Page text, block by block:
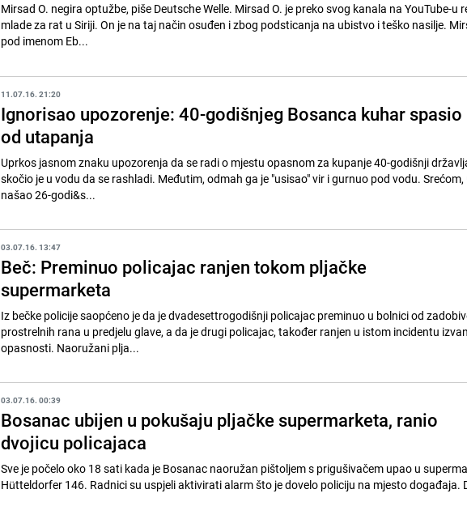
Mirsad O. negira optužbe, piše Deutsche Welle. Mirsad O. je preko svog kanala na YouTube-u
mlade za rat u Siriji. On je na taj način osuđen i zbog podsticanja na ubistvo i teško nasilje.
pod imenom Eb...
11.07.16. 21:20
Ignorisao upozorenje: 40-godišnjeg Bosanca kuhar spasio
od utapanja
Uprkos jasnom znaku upozorenja da se radi o mjestu opasnom za kupanje 40-godišnji
skočio je u vodu da se rashladi. Međutim, odmah ga je "usisao" vir i gurnuo pod vodu. Srećom,
našao 26-godi&s...
03.07.16. 13:47
Beč: Preminuo policajac ranjen tokom pljačke
supermarketa
Iz bečke policije saopćeno je da je dvadesettrogodišnji policajac preminuo u bolnici od
prostrelnih rana u predjelu glave, a da je drugi policajac, također ranjen u istom incidentu
opasnosti. Naoružani plja...
03.07.16. 00:39
Bosanac ubijen u pokušaju pljačke supermarketa, ranio
dvojicu policajaca
Sve je počelo oko 18 sati kada je Bosanac naoružan pištoljem s prigušivačem upao u
Hütteldorfer 146. Radnici su uspjeli aktivirati alarm što je dovelo policiju na mjesto događaja.